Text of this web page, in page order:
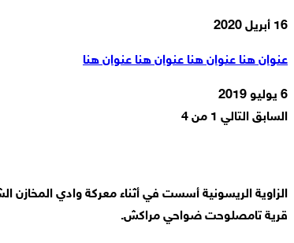
16 أبريل 2020
عنوان هنا عنوان هنا عنوان هنا عنوان هنا
6 يوليو 2019
السابق التالي 1 من 4
قرية تامصلوحت ضواحي مراكش.